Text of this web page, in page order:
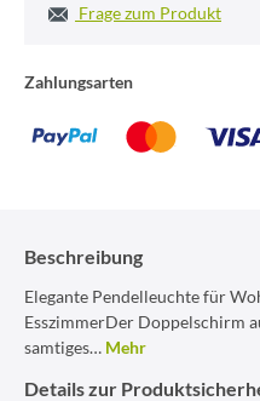
Frage zum Produkt
Zahlungsarten
Beschreibung
Elegante Pendelleuchte für
EsszimmerDer Doppelschirm
samtiges… Mehr
Details zur